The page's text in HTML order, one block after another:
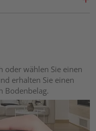
oder wählen Sie einen
erhalten Sie einen
Bodenbelag.